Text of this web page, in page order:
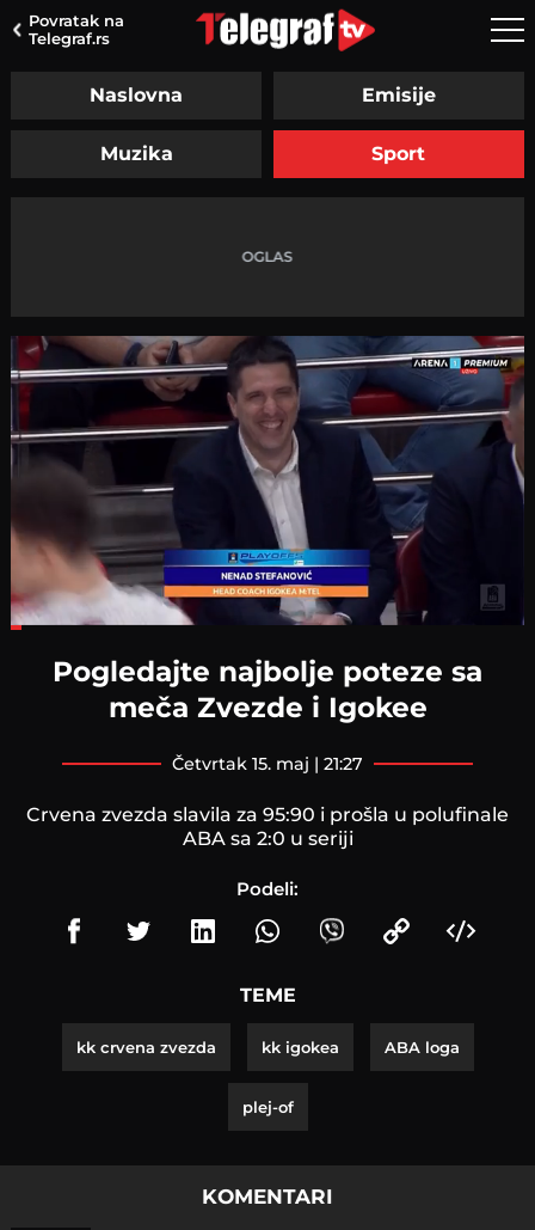
Povratak na
Telegraf.rs
Naslovna Emisije
Muzika Sport
Pogledajte najbolje poteze sa
meča Zvezde i Igokee
četvrtak 15. maj | 21:27
Crvena zvezda slavila za 95:90 i prošla u polufinale
ABA sa 2:0 u seriji
Podeli:
TEME
kk crvena zvezda kk igokea ABA loga
plej-of
KOMENTARI